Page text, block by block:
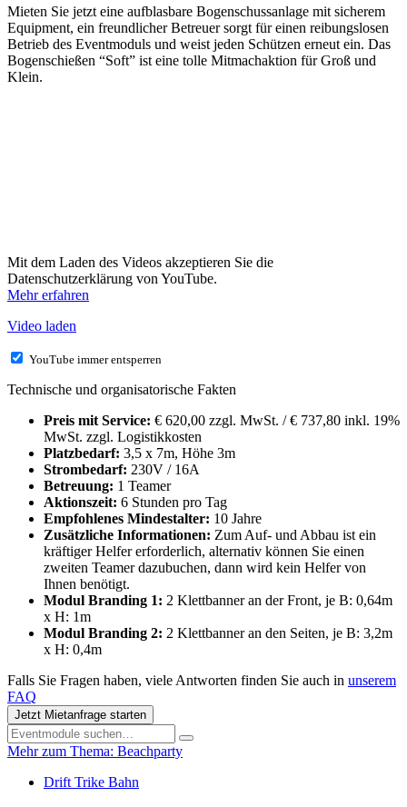
Mieten Sie jetzt eine aufblasbare Bogenschussanlage mit sicherem
Equipment, ein freundlicher Betreuer sorgt für einen reibungslosen
Betrieb des Eventmoduls und weist jeden Schützen erneut ein. Das
Bogenschießen “Soft” ist eine tolle Mitmachaktion für Groß und
Klein.
Mit dem Laden des Videos akzeptieren Sie die
Datenschutzerklärung von YouTube.
Mehr erfahren
Video laden
YouTube immer entsperren
Technische und organisatorische Fakten
Preis mit Service: € 620,00 zzgl. MwSt. / € 737,80 inkl. 19%
MwSt. zzgl. Logistikkosten
Platzbedarf: 3,5 x 7m, Höhe 3m
Strombedarf: 230V / 16A
Betreuung: 1 Teamer
Aktionszeit: 6 Stunden pro Tag
Empfohlenes Mindestalter: 10 Jahre
Zusätzliche Informationen: Zum Auf- und Abbau ist ein
kräftiger Helfer erforderlich, alternativ können Sie einen
zweiten Teamer dazubuchen, dann wird kein Helfer von
Ihnen benötigt.
Modul Branding 1: 2 Klettbanner an der Front, je B: 0,64m
x H: 1m
Modul Branding 2: 2 Klettbanner an den Seiten, je B: 3,2m
x H: 0,4m
Falls Sie Fragen haben, viele Antworten finden Sie auch in unserem
FAQ
Jetzt Mietanfrage starten
Mehr zum Thema: Beachparty
Drift Trike Bahn